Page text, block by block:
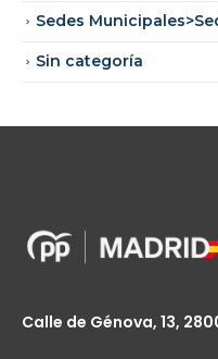
Sedes
Sin categoría
Calle de Génova, 13,